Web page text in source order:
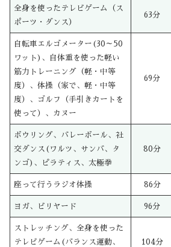
全身を使ったテレビゲーム（ス
ポーツ・ダンス）
63分
自転車エルゴメーター(30～50
ワット)、自体重を使った軽い
筋力トレーニング（軽・中等
度）、体操（家で、軽・中等
度）、ゴルフ（手引きカートを
使って）、カヌー
69分
ボウリング、バレーボール、社
交ダンス(ワルツ、サンバ、タ
ンゴ)、ピラティス、太極拳
80分
座って行うラジオ体操 86分
ヨガ、ビリヤード 96分
ストレッチング、全身を使った
テレビゲーム(バランス運動、
104分